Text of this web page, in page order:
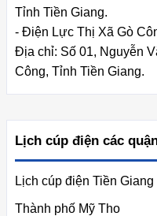
Tỉnh Tiền Giang.
- Điện Lực Thị Xã Gò
Địa chỉ: Số 01, Nguyễn
Công, Tỉnh Tiền Giang.
Lịch cúp điện các
Lịch cúp điện Tiền Giang
Thành phố Mỹ Tho